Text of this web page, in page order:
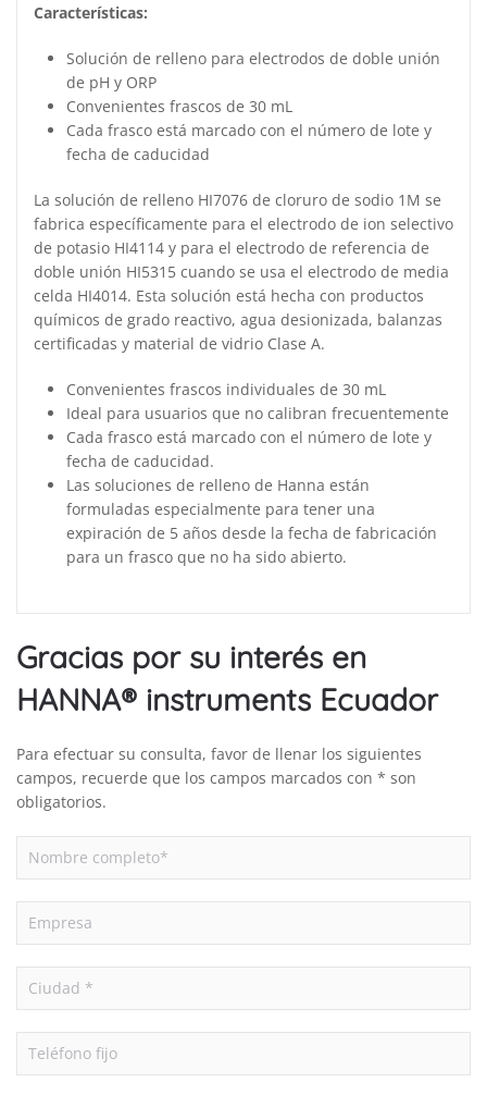
Características:
Solución de relleno para electrodos de doble unión
de pH y ORP
Convenientes frascos de 30 mL
Cada frasco está marcado con el número de lote y
fecha de caducidad
La solución de relleno HI7076 de cloruro de sodio 1M se
fabrica específicamente para el electrodo de ion selectivo
de potasio HI4114 y para el electrodo de referencia de
doble unión HI5315 cuando se usa el electrodo de media
celda HI4014. Esta solución está hecha con productos
químicos de grado reactivo, agua desionizada, balanzas
certificadas y material de vidrio Clase A.
Convenientes frascos individuales de 30 mL
Ideal para usuarios que no calibran frecuentemente
Cada frasco está marcado con el número de lote y
fecha de caducidad.
Las soluciones de relleno de Hanna están
formuladas especialmente para tener una
expiración de 5 años desde la fecha de fabricación
para un frasco que no ha sido abierto.
Gracias por su interés en
HANNA® instruments Ecuador
Para efectuar su consulta, favor de llenar los siguientes
campos, recuerde que los campos marcados con * son
obligatorios.